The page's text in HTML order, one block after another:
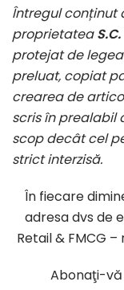
Întregul conținut
proprietatea
protejat de
preluat, copiat
crearea de
scris în prealabil
scop decât cel
strict interzisă.
În fiecare
adresa dvs de
Retail & FMCG
Abonaţi-